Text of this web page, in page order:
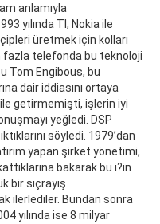
anlamıyla
yılında TI, Nokia ile
üretmek için kolları
fazla telefonda bu teknoloji
Tom Engibous, bu
dair iddiasını ortaya
getirmemişti, işlerin iyi
yeğledi. DSP
söyledi. 1979’dan
ya­pan şir­ket yö­ne­ti­mi,
ba­ka­rak bu i?in
bir sıçrayış
ilerlediler. Bundan sonra
yılında ise 8 milyar